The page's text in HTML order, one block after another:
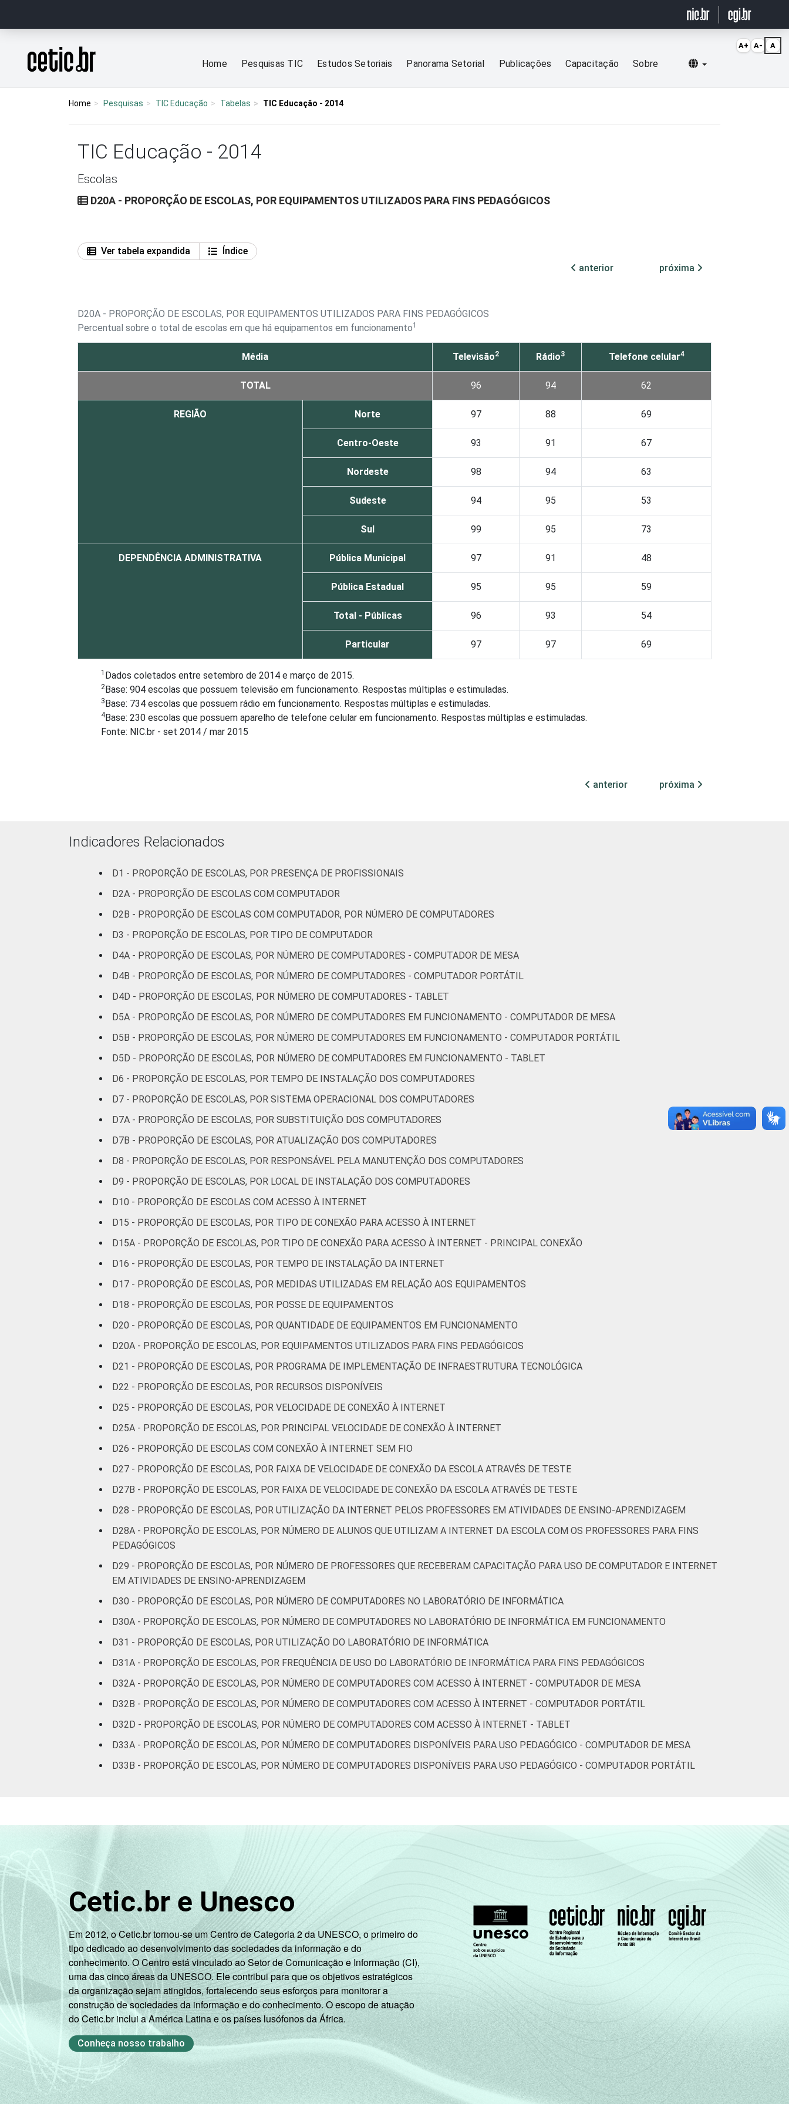
Página inicial
Home Pesquisas TIC Estudos Setoriais Panorama Setorial Publicações Capacitação Sobre Selecionar idioma
Home Pesquisas TIC Educação Tabelas TIC Educação - 2014
TIC Educação - 2014
Escolas
D20A - PROPORÇÃO DE ESCOLAS, POR EQUIPAMENTOS UTILIZADOS PARA FINS PEDAGÓGICOS
Ver tabela expandida
Índice
anterior
próxima
D20A - PROPORÇÃO DE ESCOLAS, POR EQUIPAMENTOS UTILIZADOS PARA FINS PEDAGÓGICOS
Percentual sobre o total de escolas em que há equipamentos em funcionamento1
Média Televisão2 Rádio3 Telefone celular4
TOTAL 96 94 62
REGIÃO Norte 97 88 69
Centro-Oeste 93 91 67
Nordeste 98 94 63
Sudeste 94 95 53
Sul 99 95 73
DEPENDÊNCIA ADMINISTRATIVA Pública Municipal 97 91 48
Pública Estadual 95 95 59
Total - Públicas 96 93 54
Particular 97 97 69
1 Dados coletados entre setembro de 2014 e março de 2015.
2 Base: 904 escolas que possuem televisão em funcionamento. Respostas múltiplas e estimuladas.
3 Base: 734 escolas que possuem rádio em funcionamento. Respostas múltiplas e estimuladas.
4Base: 230 escolas que possuem aparelho de telefone celular em funcionamento. Respostas múltiplas e estimuladas.
Fonte: NIC.br - set 2014 / mar 2015
anterior próxima
Indicadores Relacionados
D1 - PROPORÇÃO DE ESCOLAS, POR PRESENÇA DE PROFISSIONAIS
D2A - PROPORÇÃO DE ESCOLAS COM COMPUTADOR
D2B - PROPORÇÃO DE ESCOLAS COM COMPUTADOR, POR NÚMERO DE COMPUTADORES
D3 - PROPORÇÃO DE ESCOLAS, POR TIPO DE COMPUTADOR
D4A - PROPORÇÃO DE ESCOLAS, POR NÚMERO DE COMPUTADORES - COMPUTADOR DE MESA
D4B - PROPORÇÃO DE ESCOLAS, POR NÚMERO DE COMPUTADORES - COMPUTADOR PORTÁTIL
D4D - PROPORÇÃO DE ESCOLAS, POR NÚMERO DE COMPUTADORES - TABLET
D5A - PROPORÇÃO DE ESCOLAS, POR NÚMERO DE COMPUTADORES EM FUNCIONAMENTO - COMPUTADOR DE MESA
D5B - PROPORÇÃO DE ESCOLAS, POR NÚMERO DE COMPUTADORES EM FUNCIONAMENTO - COMPUTADOR PORTÁTIL
D5D - PROPORÇÃO DE ESCOLAS, POR NÚMERO DE COMPUTADORES EM FUNCIONAMENTO - TABLET
D6 - PROPORÇÃO DE ESCOLAS, POR TEMPO DE INSTALAÇÃO DOS COMPUTADORES
D7 - PROPORÇÃO DE ESCOLAS, POR SISTEMA OPERACIONAL DOS COMPUTADORES
D7A - PROPORÇÃO DE ESCOLAS, POR SUBSTITUIÇÃO DOS COMPUTADORES
D7B - PROPORÇÃO DE ESCOLAS, POR ATUALIZAÇÃO DOS COMPUTADORES
D8 - PROPORÇÃO DE ESCOLAS, POR RESPONSÁVEL PELA MANUTENÇÃO DOS COMPUTADORES
D9 - PROPORÇÃO DE ESCOLAS, POR LOCAL DE INSTALAÇÃO DOS COMPUTADORES
D10 - PROPORÇÃO DE ESCOLAS COM ACESSO À INTERNET
D15 - PROPORÇÃO DE ESCOLAS, POR TIPO DE CONEXÃO PARA ACESSO À INTERNET
D15A - PROPORÇÃO DE ESCOLAS, POR TIPO DE CONEXÃO PARA ACESSO À INTERNET - PRINCIPAL CONEXÃO
D16 - PROPORÇÃO DE ESCOLAS, POR TEMPO DE INSTALAÇÃO DA INTERNET
D17 - PROPORÇÃO DE ESCOLAS, POR MEDIDAS UTILIZADAS EM RELAÇÃO AOS EQUIPAMENTOS
D18 - PROPORÇÃO DE ESCOLAS, POR POSSE DE EQUIPAMENTOS
D20 - PROPORÇÃO DE ESCOLAS, POR QUANTIDADE DE EQUIPAMENTOS EM FUNCIONAMENTO
D20A - PROPORÇÃO DE ESCOLAS, POR EQUIPAMENTOS UTILIZADOS PARA FINS PEDAGÓGICOS
D21 - PROPORÇÃO DE ESCOLAS, POR PROGRAMA DE IMPLEMENTAÇÃO DE INFRAESTRUTURA TECNOLÓGICA
D22 - PROPORÇÃO DE ESCOLAS, POR RECURSOS DISPONÍVEIS
D25 - PROPORÇÃO DE ESCOLAS, POR VELOCIDADE DE CONEXÃO À INTERNET
D25A - PROPORÇÃO DE ESCOLAS, POR PRINCIPAL VELOCIDADE DE CONEXÃO À INTERNET
D26 - PROPORÇÃO DE ESCOLAS COM CONEXÃO À INTERNET SEM FIO
D27 - PROPORÇÃO DE ESCOLAS, POR FAIXA DE VELOCIDADE DE CONEXÃO DA ESCOLA ATRAVÉS DE TESTE
D27B - PROPORÇÃO DE ESCOLAS, POR FAIXA DE VELOCIDADE DE CONEXÃO DA ESCOLA ATRAVÉS DE TESTE
D28 - PROPORÇÃO DE ESCOLAS, POR UTILIZAÇÃO DA INTERNET PELOS PROFESSORES EM ATIVIDADES DE ENSINO-APRENDIZAGEM
D28A - PROPORÇÃO DE ESCOLAS, POR NÚMERO DE ALUNOS QUE UTILIZAM A INTERNET DA ESCOLA COM OS PROFESSORES PARA FINS
PEDAGÓGICOS
D29 - PROPORÇÃO DE ESCOLAS, POR NÚMERO DE PROFESSORES QUE RECEBERAM CAPACITAÇÃO PARA USO DE COMPUTADOR E INTERNET
EM ATIVIDADES DE ENSINO-APRENDIZAGEM
D30 - PROPORÇÃO DE ESCOLAS, POR NÚMERO DE COMPUTADORES NO LABORATÓRIO DE INFORMÁTICA
D30A - PROPORÇÃO DE ESCOLAS, POR NÚMERO DE COMPUTADORES NO LABORATÓRIO DE INFORMÁTICA EM FUNCIONAMENTO
D31 - PROPORÇÃO DE ESCOLAS, POR UTILIZAÇÃO DO LABORATÓRIO DE INFORMÁTICA
D31A - PROPORÇÃO DE ESCOLAS, POR FREQUÊNCIA DE USO DO LABORATÓRIO DE INFORMÁTICA PARA FINS PEDAGÓGICOS
D32A - PROPORÇÃO DE ESCOLAS, POR NÚMERO DE COMPUTADORES COM ACESSO À INTERNET - COMPUTADOR DE MESA
D32B - PROPORÇÃO DE ESCOLAS, POR NÚMERO DE COMPUTADORES COM ACESSO À INTERNET - COMPUTADOR PORTÁTIL
D32D - PROPORÇÃO DE ESCOLAS, POR NÚMERO DE COMPUTADORES COM ACESSO À INTERNET - TABLET
D33A - PROPORÇÃO DE ESCOLAS, POR NÚMERO DE COMPUTADORES DISPONÍVEIS PARA USO PEDAGÓGICO - COMPUTADOR DE MESA
D33B - PROPORÇÃO DE ESCOLAS, POR NÚMERO DE COMPUTADORES DISPONÍVEIS PARA USO PEDAGÓGICO - COMPUTADOR PORTÁTIL
Cetic.br e Unesco
Em 2012, o Cetic.br tornou-se um Centro de Categoria 2 da UNESCO, o primeiro do
tipo dedicado ao desenvolvimento das sociedades da informação e do
conhecimento. O Centro está vinculado ao Setor de Comunicação e Informação (CI),
uma das cinco áreas da UNESCO. Ele contribui para que os objetivos estratégicos
da organização sejam atingidos, fortalecendo seus esforços para monitorar a
construção de sociedades da informação e do conhecimento. O escopo de atuação
do Cetic.br inclui a América Latina e os países lusófonos da África.
Conheça nosso trabalho
A+ A- A